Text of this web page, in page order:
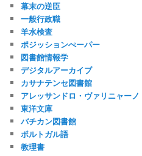
幕末の逆臣
一般行政職
羊水検査
ポジッションぺーパー
図書館情報学
デジタルアーカイブ
カサナテンセ図書館
アレッサンドロ・ヴァリニャーノ
東洋文庫
バチカン図書館
ポルトガル語
教理書